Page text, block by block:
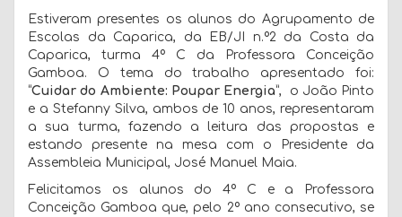
Estiveram presentes os alunos do Agrupamento de
Escolas da Caparica, da EB/JI n.º2 da Costa da
Caparica, turma 4º C da Professora Conceição
Gamboa. O tema do trabalho apresentado foi:
“Cuidar do Ambiente: Poupar Energia”, o João Pinto
e a Stefanny Silva, ambos de 10 anos, representaram
a sua turma, fazendo a leitura das propostas e
estando presente na mesa com o Presidente da
Assembleia Municipal, José Manuel Maia.
Felicitamos os alunos do 4º C e a Professora
Conceição Gamboa que, pelo 2º ano consecutivo, se